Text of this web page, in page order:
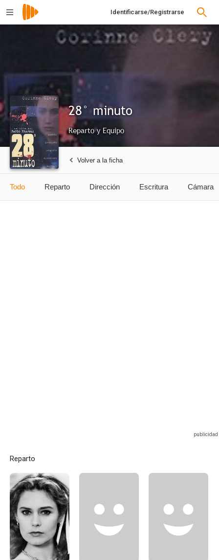
Identificarse/Registrarse
28° minuto
Reparto y Equipo
Volver a la ficha
Todo Reparto Dirección Escritura Cámara
Reparto